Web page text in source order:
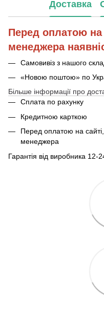
Доставка
Перед оплатою на
менеджера
Самовивіз з нашого
«Новою поштою» по
Більше інформації про
Сплата по рахунку
Кредитною карткою
Перед оплатою на
менеджера
Гарантія від виробника 12-